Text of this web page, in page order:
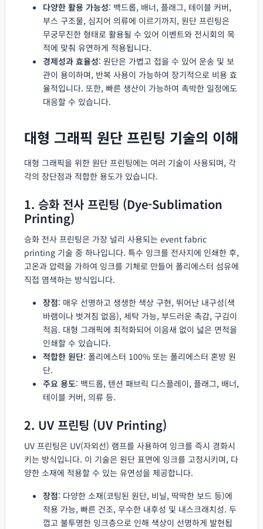
다양한 활용 가능성: 백드롭, 배너, 플래그, 테이블 커버,
부스 구조물, 심지어 의류에 이르기까지, 원단 프린팅은
무궁무진한 형태로 활용될 수 있어 이벤트와 전시회의 목
적에 맞춰 유연하게 적용됩니다.
경제성과 효율성: 원단은 가볍고 접을 수 있어 운송 및 보
관이 용이하며, 반복 사용이 가능하여 장기적으로 비용 효
율적입니다. 또한, 빠른 생산이 가능하여 촉박한 일정에도
대응할 수 있습니다.
대형 그래픽 원단 프린팅 기술의 이해
대형 그래픽을 위한 원단 프린팅에는 여러 기술이 사용되며, 각
각의 장단점과 적합한 용도가 있습니다.
1. 승화 전사 프린팅 (Dye-Sublimation
Printing)
승화 전사 프린팅은 가장 널리 사용되는 event fabric
printing 기술 중 하나입니다. 특수 잉크를 전사지에 인쇄한 후,
고온과 압력을 가하여 잉크를 기체로 만들어 폴리에스터 섬유에
직접 염색하는 방식입니다.
장점: 매우 선명하고 생생한 색상 구현, 뛰어난 내구성(색
바램이나 벗겨짐 없음), 세탁 가능, 부드러운 촉감, 구김이
적음. 대형 그래픽에 최적화되어 이음새 없이 넓은 면적을
인쇄할 수 있습니다.
적합한 원단: 폴리에스터 100% 또는 폴리에스터 혼방 원
단.
주요 용도: 백드롭, 텐션 패브릭 디스플레이, 플래그, 배너,
테이블 커버, 의류 등.
2. UV 프린팅 (UV Printing)
UV 프린팅은 UV(자외선) 램프를 사용하여 잉크를 즉시 경화시
키는 방식입니다. 이 기술은 원단 표면에 잉크를 고정시키며, 다
양한 소재에 적용할 수 있는 유연성을 제공합니다.
장점: 다양한 소재(코팅된 원단, 비닐, 딱딱한 보드 등)에
적용 가능, 빠른 건조, 우수한 내후성 및 내스크래치성. 두
껍고 불투명한 잉크층으로 인해 색상이 선명하게 발현됩